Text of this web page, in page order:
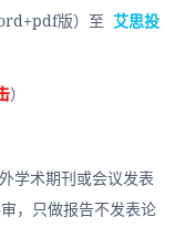
版）至 艾思投
）
，只做报告不发表论